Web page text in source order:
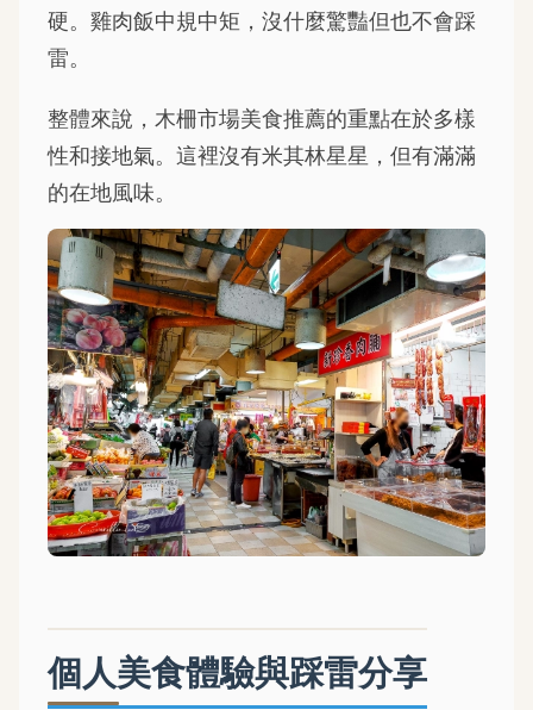
硬。雞肉飯中規中矩，沒什麼驚豔但也不會踩
雷。
整體來說，木柵市場美食推薦的重點在於多樣
性和接地氣。這裡沒有米其林星星，但有滿滿
的在地風味。
個人美食體驗與踩雷分享